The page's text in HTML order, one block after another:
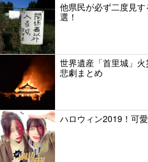
他県民が必ず二度見
選！
世界遺産「首里城」
悲劇まとめ
ハロウィン2019！可